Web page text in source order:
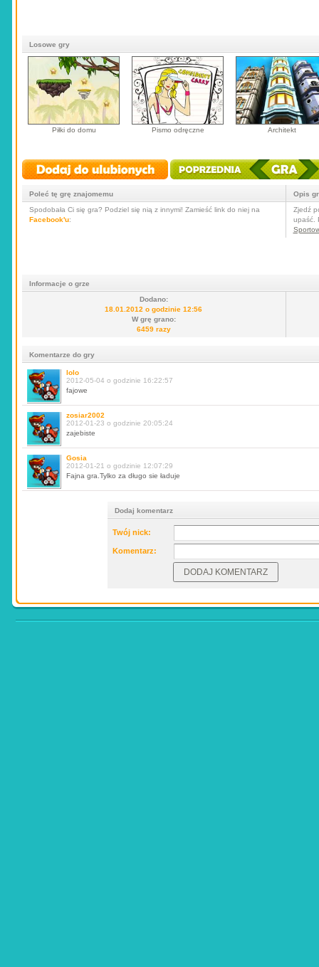
Losowe gry
Piłki do domu Pismo odręczne Architekt
Poleć tę grę znajomemu
Spodobała Ci się gra? Podziel się nią z innymi! Zamieść link do niej na
Facebook'u:
Opis
Zjedź
upaść.
Informacje o grze
Dodano:
18.01.2012 o godzinie 12:56
W grę grano:
6459 razy
Komentarze do gry
lolo
2012-05-04 o godzinie 16:22:57
fajowe
zosiar2002
2012-01-23 o godzinie 20:05:24
zajebiste
Gosia
2012-01-21 o godzinie 12:07:29
Fajna gra.Tylko za długo sie ładuje
Dodaj komentarz
Twój nick:
Komentarz: